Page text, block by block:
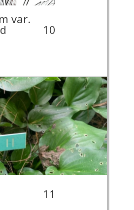
var.
10
11